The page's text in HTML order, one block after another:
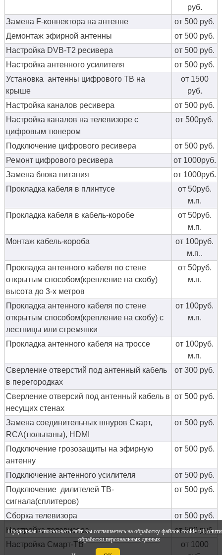
Продолжая использовать сайт, вы соглашаетесь на обработку файлов cookie и
обработки персональных данных
руб.
Замена F-коннектора на антенне
от 500 руб.
Демонтаж эфирной антенны
от 500 руб.
Настройка DVB-T2 ресивера
от 500 руб.
Настройка антенного усилителя
от 500 руб.
Установка антенны цифрового ТВ на
крыше
от 1500
руб.
Настройка каналов ресивера
от 500 руб.
Настройка каналов на телевизоре с
цифровым тюнером
от 500руб.
Подключение цифрового ресивера
от 500 руб.
Ремонт цифрового ресивера
от 1000руб.
Замена блока питания
от 1000руб.
Прокладка кабеля в плинтусе
от 50руб.
м.п.
Прокладка кабеля в кабель-коробе
от 50руб.
м.п.
Монтаж кабель-короба
от 100руб.
м.п..
Прокладка антенного кабеля по стене
открытым способом(крепление на скобу)
высота до 3-х метров
от 50руб.
м.п.
Прокладка антенного кабеля по стене
открытым способом(крепление на скобу) с
лестницы или стремянки
от 100руб.
м.п.
Прокладка антенного кабеля на троссе
от 100руб.
м.п.
Сверление отверстий под антенный кабель
в перегородках
от 300 руб.
Сверление отверсий под антенный кабель в
несущих стенах
от 500 руб.
Замена соединительных шнуров Скарт,
RCA(тюльпаны), HDMI
от 500 руб.
Подключение грозозащиты на эфирную
антенну
от 500 руб.
Подключение антенного усилителя
от 500 руб.
Подключение дилителей ТВ-
сигнала(сплитеров)
от 500 руб.
Сборка телевизора
от 500 руб.
Настройка телевизора
от 500 руб.
Настройка Смарт-ТВ
от 1000